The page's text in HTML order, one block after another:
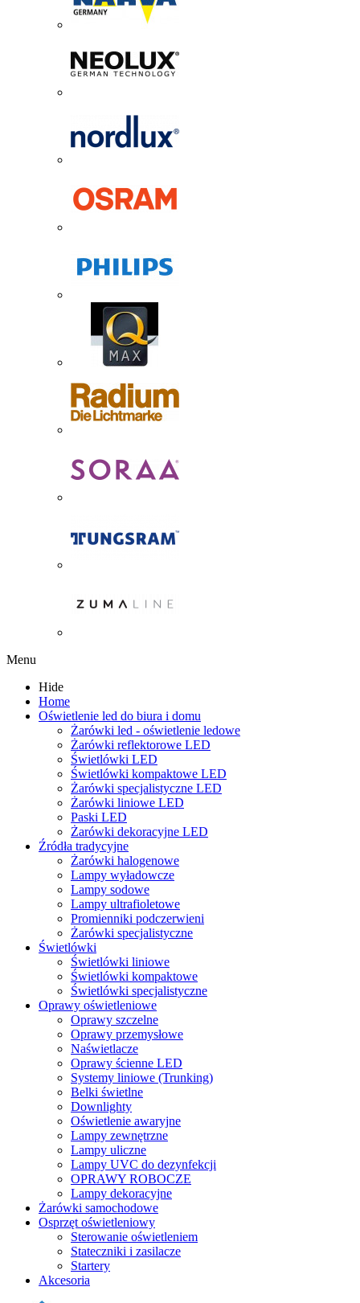
Menu
Hide
Home
Oświetlenie led do biura i domu
Żarówki led - oświetlenie ledowe
Żarówki reflektorowe LED
Świetlówki LED
Świetlówki kompaktowe LED
Żarówki specjalistyczne LED
Żarówki liniowe LED
Paski LED
Żarówki dekoracyjne LED
Źródła tradycyjne
Żarówki halogenowe
Lampy wyładowcze
Lampy sodowe
Lampy ultrafioletowe
Promienniki podczerwieni
Żarówki specjalistyczne
Świetlówki
Świetlówki liniowe
Świetlówki kompaktowe
Świetlówki specjalistyczne
Oprawy oświetleniowe
Oprawy szczelne
Oprawy przemysłowe
Naświetlacze
Oprawy ścienne LED
Systemy liniowe (Trunking)
Belki świetlne
Downlighty
Oświetlenie awaryjne
Lampy zewnętrzne
Lampy uliczne
Lampy UVC do dezynfekcji
OPRAWY ROBOCZE
Lampy dekoracyjne
Żarówki samochodowe
Osprzęt oświetleniowy
Sterowanie oświetleniem
Stateczniki i zasilacze
Startery
Akcesoria